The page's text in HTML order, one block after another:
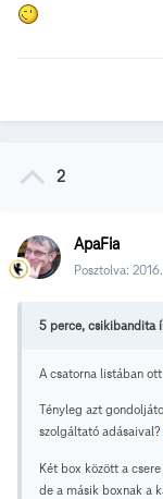
2
ApaFia
Posztolva:
5 perce, csikibandita
A csatorna listában
Tényleg azt
szolgáltató adásaival?
Két box között a
de a másik boxnak a